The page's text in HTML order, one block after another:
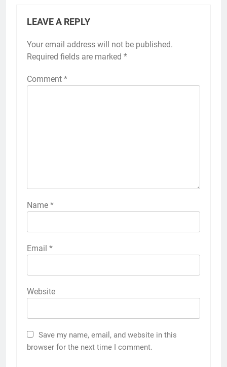
LEAVE A REPLY
Your email address will not be published.
Required fields are marked *
Comment *
Name *
Email *
Website
Save my name, email, and website in this
browser for the next time I comment.